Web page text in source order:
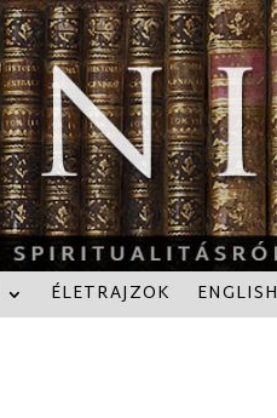
ÉLETRAJZOK ENGLISH